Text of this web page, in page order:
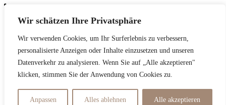
Wir schätzen Ihre Privatsphäre
Wir verwenden Cookies, um Ihr Surferlebnis zu verbessern,
personalisierte Anzeigen oder Inhalte einzusetzen und unseren
Datenverkehr zu analysieren. Wenn Sie auf „Alle akzeptieren"
klicken, stimmen Sie der Anwendung von Cookies zu.
Anpassen Alles ablehnen Alle akzeptieren
News
Netzwerk
Kontakt
Datenschutzerklärung